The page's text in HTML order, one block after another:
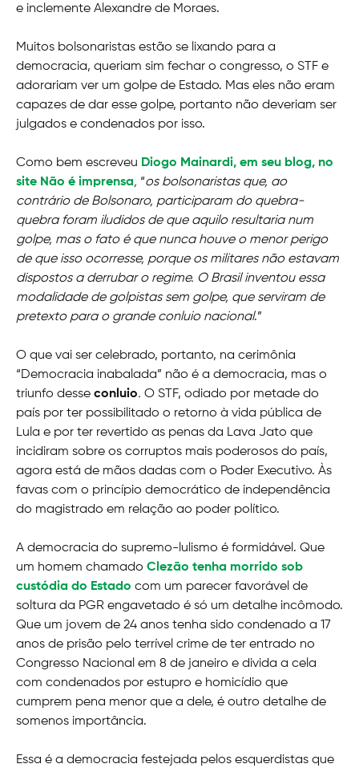
e inclemente Alexandre de Moraes.
Muitos bolsonaristas estão se lixando para a
democracia, queriam sim fechar o congresso, o STF e
adorariam ver um golpe de Estado. Mas eles não eram
capazes de dar esse golpe, portanto não deveriam ser
julgados e condenados por isso.
Como bem escreveu Diogo Mainardi, em seu blog, no
site Não é imprensa, “os bolsonaristas que, ao
contrário de Bolsonaro, participaram do quebra-
quebra foram iludidos de que aquilo resultaria num
golpe, mas o fato é que nunca houve o menor perigo
de que isso ocorresse, porque os militares não estavam
dispostos a derrubar o regime. O Brasil inventou essa
modalidade de golpistas sem golpe, que serviram de
pretexto para o grande conluio nacional.”
O que vai ser celebrado, portanto, na cerimônia
“Democracia inabalada” não é a democracia, mas o
triunfo desse conluio. O STF, odiado por metade do
país por ter possibilitado o retorno à vida pública de
Lula e por ter revertido as penas da Lava Jato que
incidiram sobre os corruptos mais poderosos do país,
agora está de mãos dadas com o Poder Executivo. Às
favas com o princípio democrático de independência
do magistrado em relação ao poder político.
A democracia do supremo-lulismo é formidável. Que
um homem chamado Clezão tenha morrido sob
custódia do Estado com um parecer favorável de
soltura da PGR engavetado é só um detalhe incômodo.
Que um jovem de 24 anos tenha sido condenado a 17
anos de prisão pelo terrível crime de ter entrado no
Congresso Nacional em 8 de janeiro e divida a cela
com condenados por estupro e homicídio que
cumprem pena menor que a dele, é outro detalhe de
somenos importância.
Essa é a democracia festejada pelos esquerdistas que